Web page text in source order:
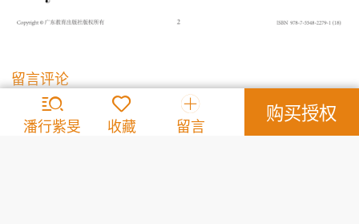
留言评论
↑上拉加载更多
三峡大学孙瑜 2020-12-06
潘行紫旻 收藏 留言
购买授权